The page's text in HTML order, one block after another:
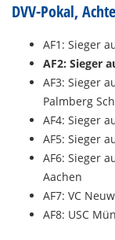
DVV-Pokal,
AF1: Sieger
AF2: Sieger
AF3: Sieger
Palmberg
AF4: Sieger
AF5: Sieger
AF6: Sieger
Aachen
AF7: VC
AF8: USC